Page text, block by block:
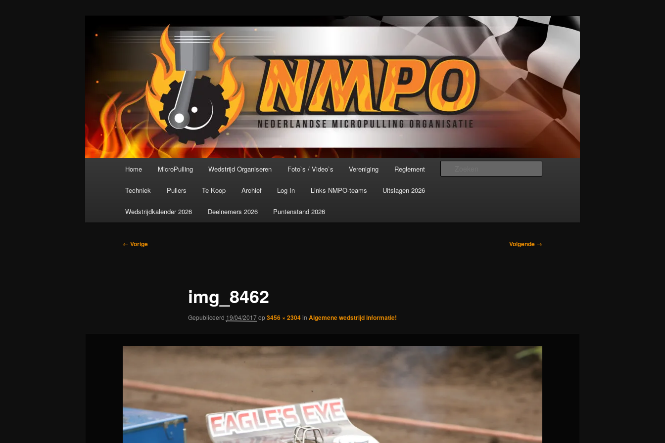
Nederlandse MicroPulling Organisatie
De meest krachtige modelbouwsport ter wereld!
Home MicroPulling Wedstrijd Organiseren Foto`s / Video`s Vereniging Reglement
Techniek Pullers Te Koop Archief Log In Links NMPO-teams Uitslagen 2026
Wedstrijdkalender 2026 Deelnemers 2026 Puntenstand 2026
Afbeeldingsnavigatie
← Vorige Volgende →
img_8462
Gepubliceerd 19/04/2017op3456 × 2304in Algemene wedstrijd informatie!